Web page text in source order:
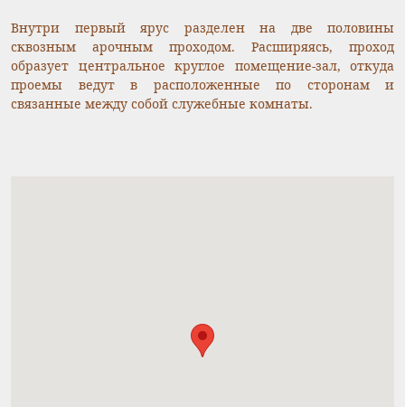
Внутри первый ярус разделен на две половины
сквозным арочным проходом. Расширяясь, проход
образует центральное круглое помещение-зал, откуда
проемы ведут в расположенные по сторонам и
связанные между собой служебные комнаты.